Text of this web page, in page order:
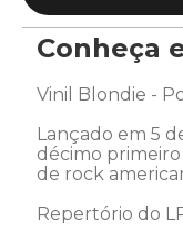
Conheça
Vinil Blondie -
Lançado em 5
décimo
de rock
Repertório do